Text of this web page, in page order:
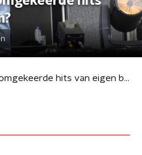
Herken jij deze omgekeerde hits van eigen bodem?